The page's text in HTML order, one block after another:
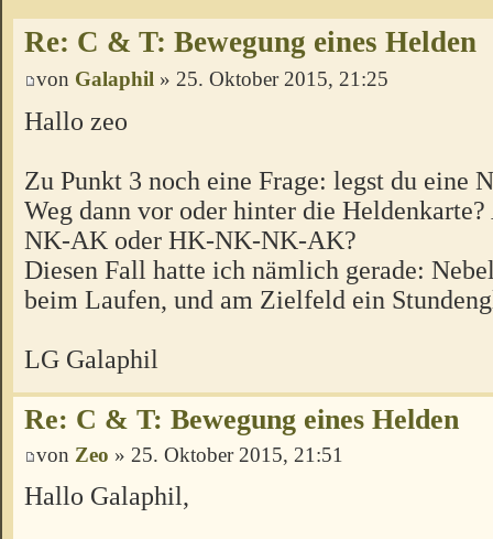
Re: C & T: Bewegung eines Helden
von Galaphil » 25. Oktober 2015, 21:25
Hallo zeo
Zu Punkt 3 noch eine Frage: legst du eine
Weg dann vor oder hinter die
NK-AK oder HK-NK-NK-AK?
Diesen Fall hatte ich nämlich gerade:
beim Laufen, und am Zielfeld ein
LG Galaphil
Re: C & T: Bewegung eines Helden
von Zeo » 25. Oktober 2015, 21:51
Hallo Galaphil,